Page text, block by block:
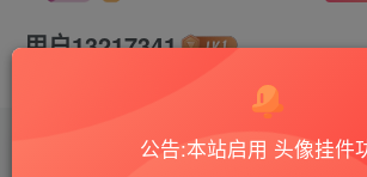
用户13217341
0 评论4 版块0 帖子
公告:本站启用 头像挂件